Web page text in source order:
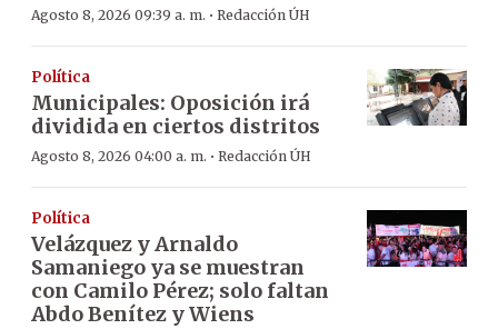
Agosto 8, 2026 09:39 a. m. · Redacción ÚH
Política
Municipales: Oposición irá
dividida en ciertos distritos
Agosto 8, 2026 04:00 a. m. · Redacción ÚH
Política
Velázquez y Arnaldo
Samaniego ya se muestran
con Camilo Pérez; solo faltan
Abdo Benítez y Wiens